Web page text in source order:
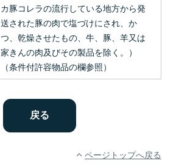
カ豚コレラの流行している地方から発
送された豚の肉で塩づけにされ、か
つ、乾燥させたもの、牛、豚、羊又は
家きんの肉及びその製品を除く。）
（条件付許容物品の欄参照）
ページトップへ戻る